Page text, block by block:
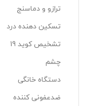
ترازو و دماسنج
تسکین دهنده درد
تشخیص کوید 19
چشم
دستگاه خانگی
ضدعفونی کننده